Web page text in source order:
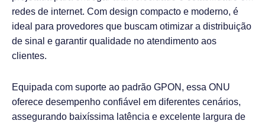
redes de internet. Com design compacto e moderno, é
ideal para provedores que buscam otimizar a distribuição
de sinal e garantir qualidade no atendimento aos
clientes.
Equipada com suporte ao padrão GPON, essa ONU
oferece desempenho confiável em diferentes cenários,
assegurando baixíssima latência e excelente largura de